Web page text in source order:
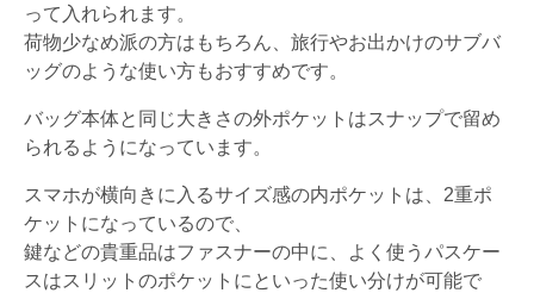
って入れられます。
荷物少なめ派の方はもちろん、旅行やお出かけのサブバ
ッグのような使い方もおすすめです。
バッグ本体と同じ大きさの外ポケットはスナップで留め
られるようになっています。
スマホが横向きに入るサイズ感の内ポケットは、2重ポ
ケットになっているので、
鍵などの貴重品はファスナーの中に、よく使うパスケー
スはスリットのポケットにといった使い分けが可能で